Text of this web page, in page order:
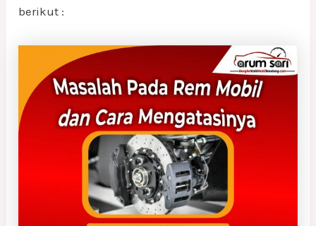
berikut :